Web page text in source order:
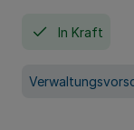
In Kraft